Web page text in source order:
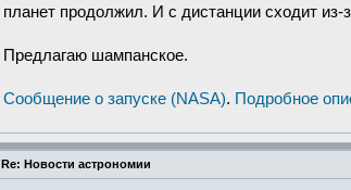
планет продолжил. И с дистанции сходит из-
Предлагаю шампанское.
Сообщение о запуске (NASA). Подробное
Re: Новости астрономии